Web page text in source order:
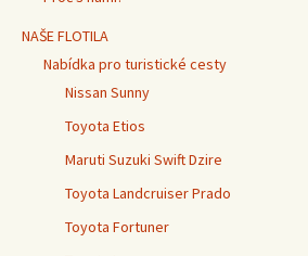
NAŠE FLOTILA
Nabídka pro turistické cesty
Nissan Sunny
Toyota Etios
Maruti Suzuki Swift Dzire
Toyota Landcruiser Prado
Toyota Fortuner